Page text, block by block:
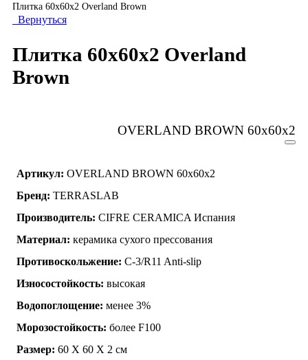
Плитка 60x60x2 Overland Brown
Вернуться
Плитка 60x60x2 Overland
Brown
OVERLAND BROWN 60x60x2
Артикул: OVERLAND BROWN 60x60x2
Бренд: TERRASLAB
Производитель: CIFRE CERAMICA Испания
Материал: керамика сухого прессования
Противоскольжение: C-3/R11 Anti-slip
Износостойкость: высокая
Водопоглощение: менее 3%
Морозостойкость: более F100
Размер: 60 Х 60 Х 2 см